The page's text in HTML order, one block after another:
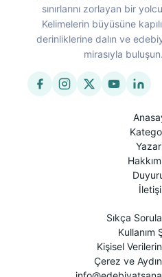
sınırlarını zorlayan bir
Kelimelerin büyüsüne
derinliklerine dalın ve
mirasıyla buluşun.
Sıkça
Kullanım
Kişisel
Çerez ve